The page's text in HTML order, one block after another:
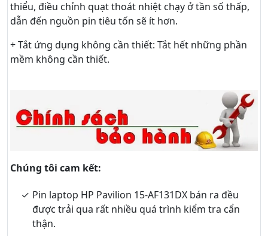
thiểu, điều chỉnh quạt thoát nhiệt chạy ở tần số thấp,
dẫn đến nguồn pin tiêu tốn sẽ ít hơn.
+ Tắt ứng dụng không cần thiết: Tắt hết những phần
mềm không cần thiết.
Chúng tôi cam kết:
Pin laptop HP Pavilion 15-AF131DX bán ra đều
được trải qua rất nhiều quá trình kiểm tra cẩn
thận.